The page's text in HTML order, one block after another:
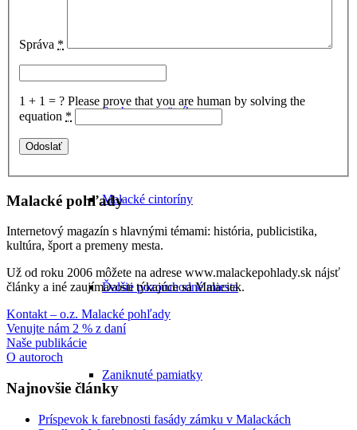
Sochy a pamätníky
Malacké cintoríny
Ďalšie pozoruhodné miesta
Zaniknuté pamiatky
Správa *
1 + 1 = ? Please prove that you are human by solving the
equation *
Malacké pohľady
Internetový magazín s hlavnými témami: história, publicistika,
kultúra, šport a premeny mesta.
Už od roku 2006 môžete na adrese www.malackepohlady.sk nájsť
články a iné zaujímavosti týkajúce sa Malaciek.
Kontakt – o.z. Malacké pohľady
Venujte nám 2 % z daní
Naše publikácie
O autoroch
Najnovšie články
Príspevok k farebnosti fasády zámku v Malackách